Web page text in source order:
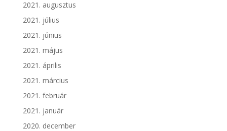
2021. augusztus
2021. július
2021. június
2021. május
2021. április
2021. március
2021. február
2021. január
2020. december